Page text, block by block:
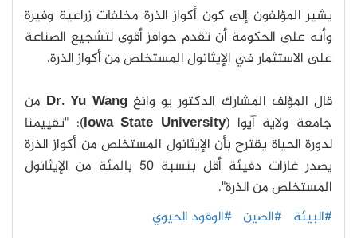
يشير المؤلفون إلى كون أكواز الذرة مخلفات زراعية وفيرة
وأنه على الحكومة أن تقدم حوافز أقوى لتشجيع الصناعة
على الاستثمار في الإيثانول المستخلص من أكواز الذرة.
قال المؤلف المشارك الدكتور يو وانغDr. Yu Wang من
جامعة ولاية آيوا (Iowa State University): "تقييمنا
لدورة الحياة يقترح بأن الإيثانول المستخلص من أكواز الذرة
يصدر غازات دفيئة أقل بنسبة 50 بالمئة من الإيثانول
المستخلص من الذرة".
#البيئة #الصين #الوقود الحيوي